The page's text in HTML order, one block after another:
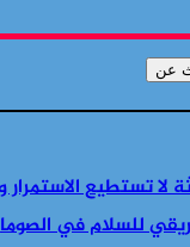
عن
لا تستطيع الاستمرار
للسلام في